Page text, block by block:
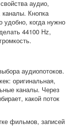
аудио,
каналы. Кнопка
удобно, когда нужно
44100 Hz,
аудиопотоков.
оригинальная,
каналы. Через
какой поток
фильмов, записей